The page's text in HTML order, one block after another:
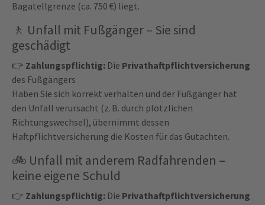
Bagatellgrenze (ca. 750 €) liegt.
🚶 Unfall mit Fußgänger – Sie sind
geschädigt
👉 Zahlungspflichtig: Die Privathaftpflichtversicherung
des Fußgängers
Haben Sie sich korrekt verhalten und der Fußgänger hat
den Unfall verursacht (z. B. durch plötzlichen
Richtungswechsel), übernimmt dessen
Haftpflichtversicherung die Kosten für das Gutachten.
🚲 Unfall mit anderem Radfahrenden –
keine eigene Schuld
👉 Zahlungspflichtig: Die Privathaftpflichtversicherung